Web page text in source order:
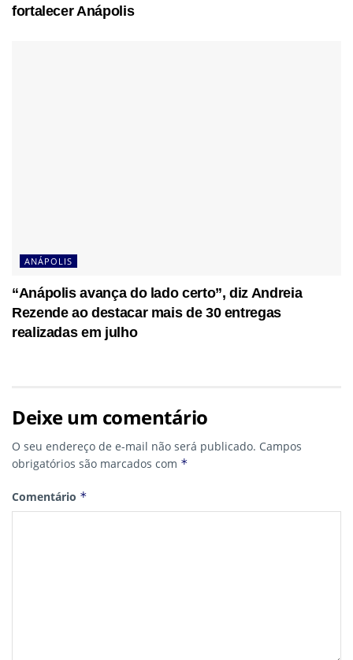
fortalecer Anápolis
ANÁPOLIS
“Anápolis avança do lado certo”, diz Andreia
Rezende ao destacar mais de 30 entregas
realizadas em julho
Deixe um comentário
O seu endereço de e-mail não será publicado. Campos
obrigatórios são marcados com *
Comentário *